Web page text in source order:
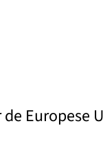
Europese